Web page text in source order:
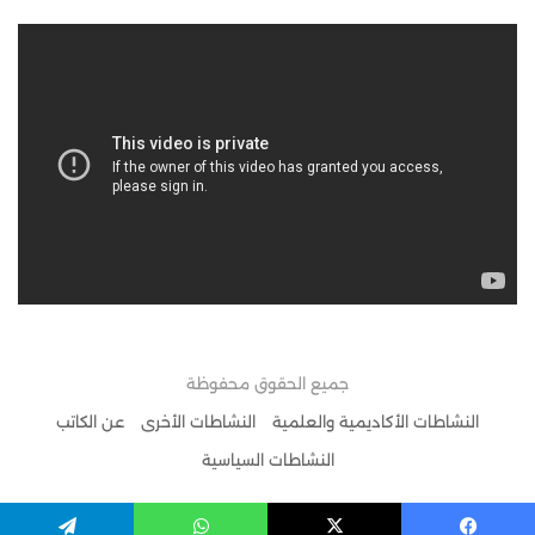
جميع الحقوق محفوظة
النشاطات الأكاديمية والعلمية
النشاطات الأخرى
عن الكاتب
النشاطات السياسية